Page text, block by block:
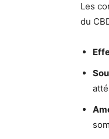
Les
du